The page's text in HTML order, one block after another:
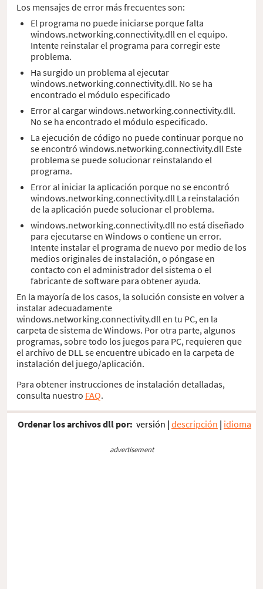
Los mensajes de error más frecuentes son:
El programa no puede iniciarse porque falta
windows.networking.connectivity.dll en el equipo.
Intente reinstalar el programa para corregir este
problema.
Ha surgido un problema al ejecutar
windows.networking.connectivity.dll. No se ha
encontrado el módulo especificado
Error al cargar windows.networking.connectivity.dll.
No se ha encontrado el módulo especificado.
La ejecución de código no puede continuar porque no
se encontró windows.networking.connectivity.dll Este
problema se puede solucionar reinstalando el
programa.
Error al iniciar la aplicación porque no se encontró
windows.networking.connectivity.dll La reinstalación
de la aplicación puede solucionar el problema.
windows.networking.connectivity.dll no está diseñado
para ejecutarse en Windows o contiene un error.
Intente instalar el programa de nuevo por medio de los
medios originales de instalación, o póngase en
contacto con el administrador del sistema o el
fabricante de software para obtener ayuda.
En la mayoría de los casos, la solución consiste en volver a
instalar adecuadamente
windows.networking.connectivity.dll en tu PC, en la
carpeta de sistema de Windows. Por otra parte, algunos
programas, sobre todo los juegos para PC, requieren que
el archivo de DLL se encuentre ubicado en la carpeta de
instalación del juego/aplicación.
Para obtener instrucciones de instalación detalladas,
consulta nuestro FAQ.
Ordenar los archivos dll por: versión | descripción | idioma
advertisement